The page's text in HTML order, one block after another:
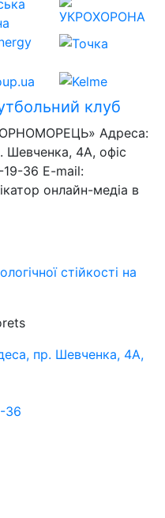
клуб
Адреса:
Шевченка, 4А, офіс
36 E-mail:
онлайн-медіа в
стійкості на
пр. Шевченка, 4А,
36